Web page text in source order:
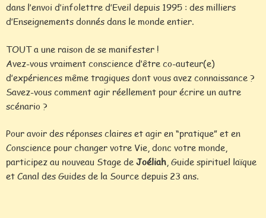
dans l’envoi d’infolettre d’Eveil depuis 1995 : des milliers
d’Enseignements donnés dans le monde entier.
TOUT a une raison de se manifester !
Avez-vous vraiment conscience d’être co-auteur(e)
d’expériences même tragiques dont vous avez connaissance ?
Savez-vous comment agir réellement pour écrire un autre
scénario ?
Pour avoir des réponses claires et agir en “pratique” et en
Conscience pour changer votre Vie, donc votre monde,
participez au nouveau Stage deJoéliah , Guide spirituel laïque
et Canal des Guides de la Source depuis 23 ans.